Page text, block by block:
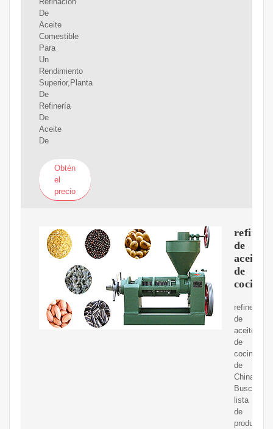
De
Aceite
Comestible
Para
Un
Rendimiento
Superior,Planta
De
Refinería
De
Aceite
De
Obtén
el
precio
de
aceite
de
cocina
refinería
de
aceite
de
cocina
de
China,
Buscar
lista
de
productos